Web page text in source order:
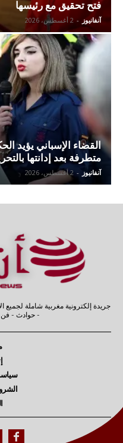
فتح تحقيق مع رئيسها
آنفانيوز - 2 أغسطس، 2026
القضاء الإسباني يؤيد
متطرفة بعد إدانتها
آنفانيوز - 2 أغسطس، 2026
جريدة إلكترونية مغربية شاملة لجميع
- حوادث - فن